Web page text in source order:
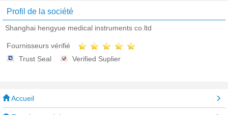
Profil de la société
Shanghai hengyue medical instruments co.ltd
Fournisseurs vérifié
Trust Seal
Verified Suplier
Accueil